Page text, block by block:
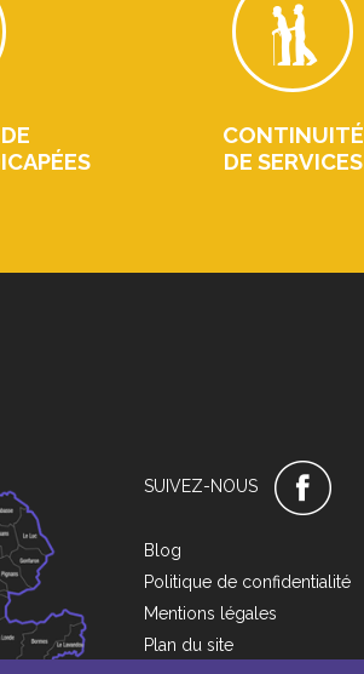
CONTINUITÉ
DE SERVICES
SUIVEZ-NOUS
Blog
Politique de confidentialité
Mentions légales
Plan du site